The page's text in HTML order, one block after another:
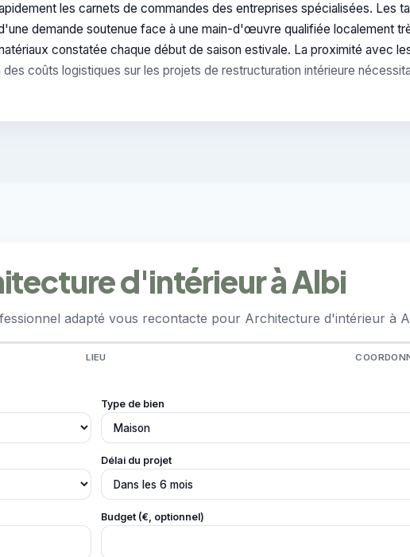
les carnets de commandes des entreprises spécialisées. Les
demande soutenue face à une main-d'œuvre qualifiée localement
constatée chaque début de saison estivale. La proximité avec
coûts logistiques sur les projets de restructuration intérieure
d'intérieur à Albi
adapté vous recontacte pour Architecture d'intérieur à
LIEU
Type de bien
Délai du projet
Budget (€, optionnel)